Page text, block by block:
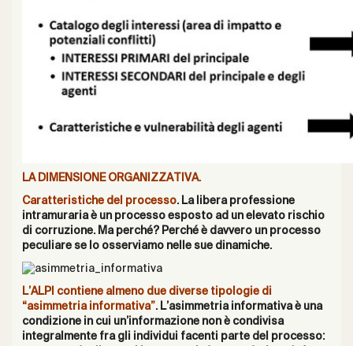
LA DIMENSIONE ORGANIZZATIVA.
Caratteristiche del processo. La libera professione
intramuraria è un processo esposto ad un elevato rischio
di corruzione. Ma perché? Perché è davvero un processo
peculiare se lo osserviamo nelle sue dinamiche.
L’ALPI contiene almeno due diverse tipologie di
“asimmetria informativa”. L’asimmetria informativa èuna
condizione in cui un’informazione non è condivisa
integralmente fra gli individui facenti parte del processo: